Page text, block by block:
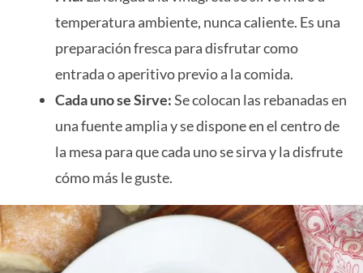
temperatura ambiente, nunca caliente. Es una
preparación fresca para disfrutar como
entrada o aperitivo previo a la comida.
Cada uno se Sirve:Se colocan las rebanadas en
una fuente amplia y se dispone en el centro de
la mesa para que cada uno se sirva y la disfrute
cómo más le guste.